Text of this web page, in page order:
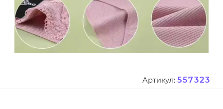
Артикул: 557323